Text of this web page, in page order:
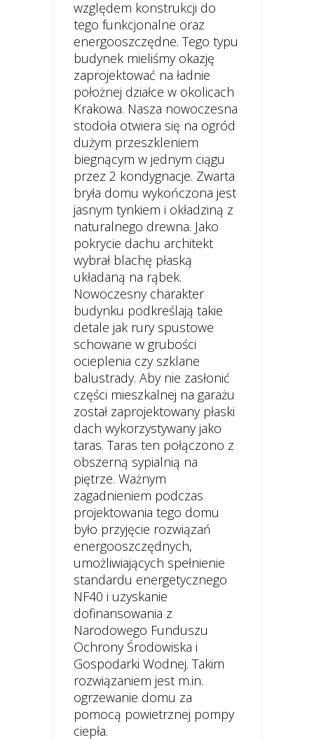
względem konstrukcji do
tego funkcjonalne oraz
energooszczędne. Tego typu
budynek mieliśmy okazję
zaprojektować na ładnie
położnej działce w okolicach
Krakowa. Nasza nowoczesna
stodoła otwiera się na ogród
dużym przeszkleniem
biegnącym w jednym ciągu
przez 2 kondygnacje. Zwarta
bryła domu wykończona jest
jasnym tynkiem i okładziną z
naturalnego drewna. Jako
pokrycie dachu architekt
wybrał blachę płaską
układaną na rąbek.
Nowoczesny charakter
budynku podkreślają takie
detale jak rury spustowe
schowane w grubości
ocieplenia czy szklane
balustrady. Aby nie zasłonić
części mieszkalnej na garażu
został zaprojektowany płaski
dach wykorzystywany jako
taras. Taras ten połączono z
obszerną sypialnią na
piętrze. Ważnym
zagadnieniem podczas
projektowania tego domu
było przyjęcie rozwiązań
energooszczędnych,
umożliwiających spełnienie
standardu energetycznego
NF40 i uzyskanie
dofinansowania z
Narodowego Funduszu
Ochrony Środowiska i
Gospodarki Wodnej. Takim
rozwiązaniem jest m.in.
ogrzewanie domu za
pomocą powietrznej pompy
ciepła.